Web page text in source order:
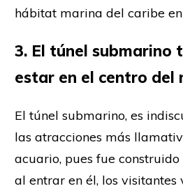
hábitat marina del caribe
3. El túnel submarino
estar en el centro del
El túnel submarino, es
las atracciones más
acuario, pues fue
al entrar en él, los visitantes